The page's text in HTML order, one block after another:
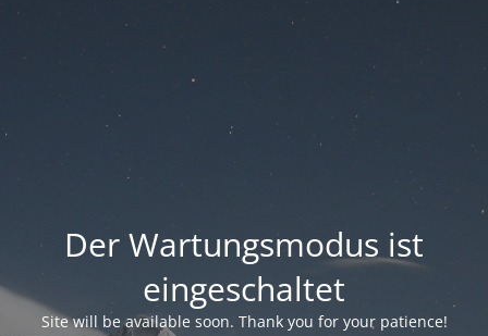
Der Wartungsmodus ist
eingeschaltet
Site will be available soon. Thank you for your patience!